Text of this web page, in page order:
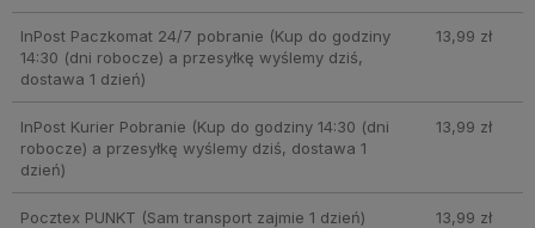
InPost Paczkomat 24/7 pobranie (Kup do godziny
14:30 (dni robocze) a przesyłkę wyślemy dziś,
dostawa 1 dzień)
13,99 zł
InPost Kurier Pobranie (Kup do godziny 14:30 (dni
robocze) a przesyłkę wyślemy dziś, dostawa 1
dzień)
13,99 zł
Pocztex PUNKT (Sam transport zajmie 1 dzień) 13,99 zł